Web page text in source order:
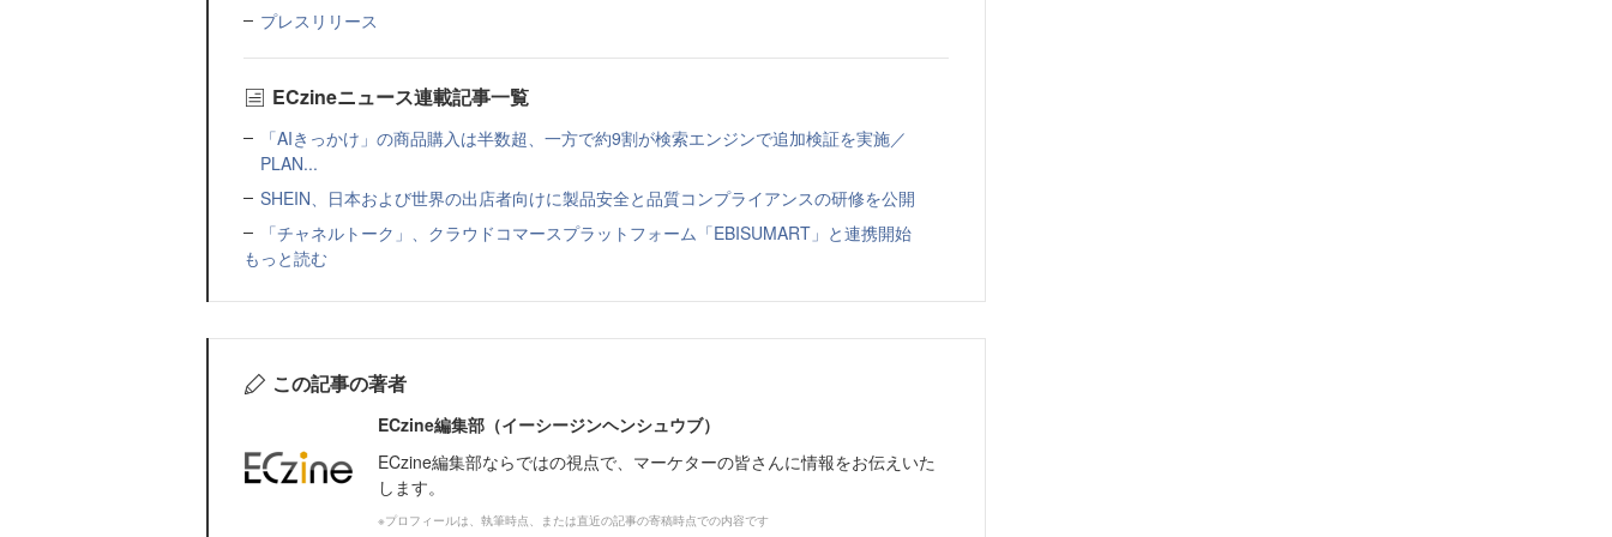
プレスリリース
ECzineニュース連載記事一覧
「AIきっかけ」の商品購入は半数超、一方で約9割が検索エンジンで追加検証を実施／
PLAN...
SHEIN、日本および世界の出店者向けに製品安全と品質コンプライアンスの研修を公開
「チャネルトーク」、クラウドコマースプラットフォーム「EBISUMART」と連携開始
もっと読む
この記事の著者
ECzine編集部（イーシージンヘンシュウブ）
ECzine編集部ならではの視点で、マーケターの皆さんに情報をお伝えいた
します。
※プロフィールは、執筆時点、または直近の記事の寄稿時点での内容です